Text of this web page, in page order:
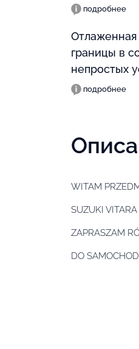
подробнее
Отлаженная
границы в
непростых
подробнее
WITAM
SUZUKI
ZAPRASZAM
DO